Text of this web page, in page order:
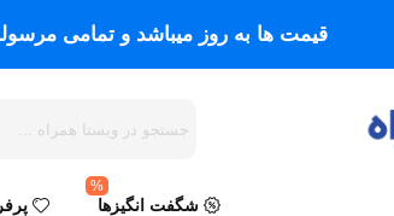
قیمت ها به روز میباشد و تمامی
شگفت انگیزها
%